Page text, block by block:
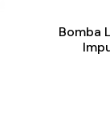
Bomba